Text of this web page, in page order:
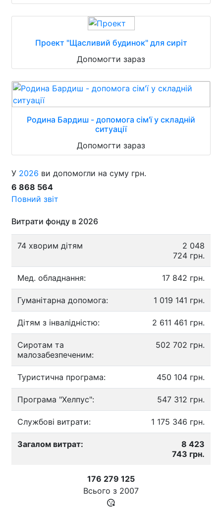
Проект "Щасливий будинок" для сиріт
Допомогти зараз
Родина Бардиш - допомога сім'ї у складній
ситуації
Допомогти зараз
У 2026 ви допомогли на суму грн.
6 868 564
Повний звіт
Витрати фонду в 2026
74 хворим дітям
2 048
724 грн.
Мед. обладнання: 17 842 грн.
Гуманітарна допомога: 1 019 141 грн.
Дітям з інвалідністю: 2 611 461 грн.
Сиротам та
малозабезпеченим:
502 702 грн.
Туристична програма: 450 104 грн.
Програма "Хелпус": 547 312 грн.
Службові витрати: 1 175 346 грн.
Загалом витрат:
8 423
743 грн.
176 279 125
Всього з 2007